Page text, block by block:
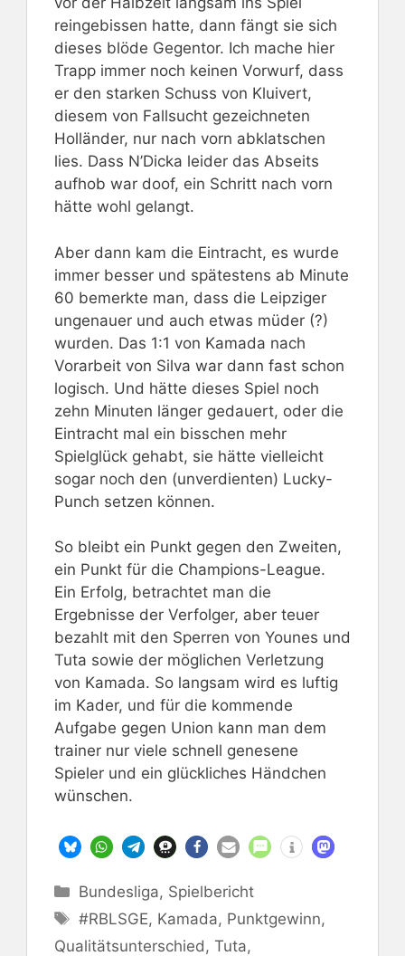
reingebissen hatte, dann fängt sie sich
dieses blöde Gegentor. Ich mache hier
Trapp immer noch keinen Vorwurf, dass
er den starken Schuss von Kluivert,
diesem von Fallsucht gezeichneten
Holländer, nur nach vorn abklatschen
lies. Dass N’Dicka leider das Abseits
aufhob war doof, ein Schritt nach vorn
hätte wohl gelangt.
Aber dann kam die Eintracht, es wurde
immer besser und spätestens ab Minute
60 bemerkte man, dass die Leipziger
ungenauer und auch etwas müder (?)
wurden. Das 1:1 von Kamada nach
Vorarbeit von Silva war dann fast schon
logisch. Und hätte dieses Spiel noch
zehn Minuten länger gedauert, oder die
Eintracht mal ein bisschen mehr
Spielglück gehabt, sie hätte vielleicht
sogar noch den (unverdienten) Lucky-
Punch setzen können.
So bleibt ein Punkt gegen den Zweiten,
ein Punkt für die Champions-League.
Ein Erfolg, betrachtet man die
Ergebnisse der Verfolger, aber teuer
bezahlt mit den Sperren von Younes und
Tuta sowie der möglichen Verletzung
von Kamada. So langsam wird es luftig
im Kader, und für die kommende
Aufgabe gegen Union kann man dem
trainer nur viele schnell genesene
Spieler und ein glückliches Händchen
wünschen.
Kategorien
Bundesliga, Spielbericht
Schlagwörter
#RBLSGE, Kamada, Punktgewinn,
Qualitätsunterschied , Tuta,